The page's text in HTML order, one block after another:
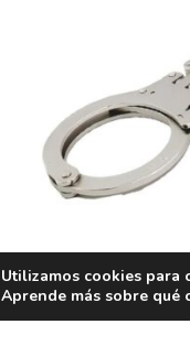
GRILLETE
LIGERA
Utilizamos cookies para
Aprende más sobre qué